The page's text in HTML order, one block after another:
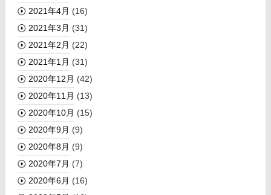
2021年4月 (16)
2021年3月 (31)
2021年2月 (22)
2021年1月 (31)
2020年12月 (42)
2020年11月 (13)
2020年10月 (15)
2020年9月 (9)
2020年8月 (9)
2020年7月 (7)
2020年6月 (16)